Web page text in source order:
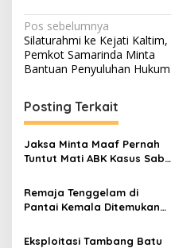
Navigasi
pos
Pos sebelumnya
Silaturahmi ke Kejati Kaltim,
Pemkot Samarinda Minta
Bantuan Penyuluhan Hukum
Posting Terkait
Jaksa Minta Maaf Pernah
Tuntut Mati ABK Kasus Sabu
Remaja Tenggelam di
Pantai Kemala Ditemukan
Pencarian
Eksploitasi Tambang Batu